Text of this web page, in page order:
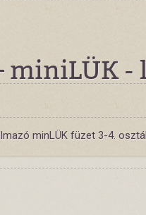
miniLÜK
minLÜK füzet 3-4.